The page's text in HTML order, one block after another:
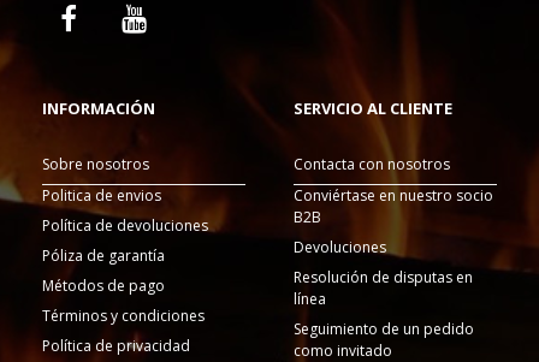
INFORMACIÓN
Sobre nosotros
Politica de envios
Política de devoluciones
Póliza de garantía
Métodos de pago
Términos y condiciones
Política de privacidad
SERVICIO AL CLIENTE
Contacta con nosotros
Conviértase en nuestro socio
B2B
Devoluciones
Resolución de disputas en
línea
Seguimiento de un pedido
como invitado